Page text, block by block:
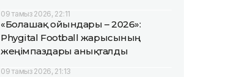
09 тамыз 2026, 22:11
«Болашақ ойындары – 2026»:
Phygital Football жарысының
жеңімпаздары анықталды
09 тамыз 2026, 21:13